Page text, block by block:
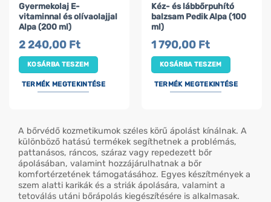
Gyermekolaj E-
vitaminnal és olívaolajjal
Alpa (200 ml)
2 240,00 Ft
KOSÁRBA TESZEM
TERMÉK MEGTEKINTÉSE
Kéz- és lábbőrpuhító
balzsam Pedik Alpa (100
ml)
1 790,00 Ft
KOSÁRBA TESZEM
TERMÉK MEGTEKINTÉSE
A bőrvédő kozmetikumok széles körű ápolást kínálnak. A
különböző hatású termékek segíthetnek a problémás,
pattanásos, ráncos, száraz vagy repedezett bőr
ápolásában, valamint hozzájárulhatnak a bőr
komfortérzetének támogatásához. Egyes készítmények a
szem alatti karikák és a striák ápolására, valamint a
tetoválás utáni bőrápolás kiegészítésére is alkalmasak.